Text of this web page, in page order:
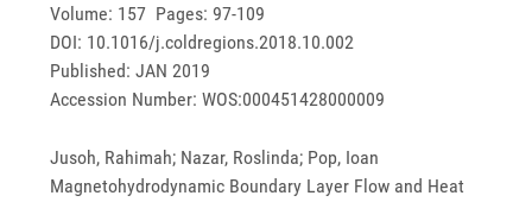
Volume: 157 Pages: 97-109
DOI: 10.1016/j.coldregions.2018.10.002
Published: JAN 2019
Accession Number: WOS:000451428000009
Jusoh, Rahimah; Nazar, Roslinda; Pop, Ioan
Magnetohydrodynamic Boundary Layer Flow and Heat